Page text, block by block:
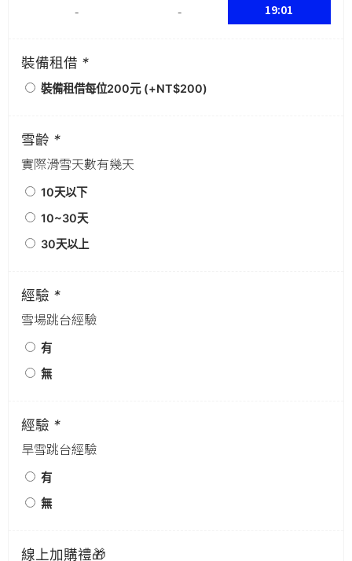
- -
19:01
裝備租借 *
裝備租借每位200元 (+NT$200)
雪齡 *
實際滑雪天數有幾天
10天以下
10~30天
30天以上
經驗 *
雪場跳台經驗
有
無
經驗 *
旱雪跳台經驗
有
無
線上加購禮🎁